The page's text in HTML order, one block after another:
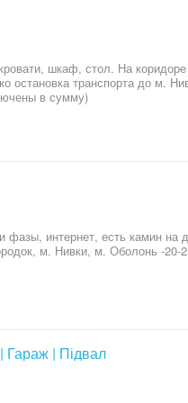
шкаф, стол. На
остановка транспорта до м.
в сумму)
фазы, интернет, есть камин на
м. Нивки, м. Оболонь -20-
Гараж | Підвал